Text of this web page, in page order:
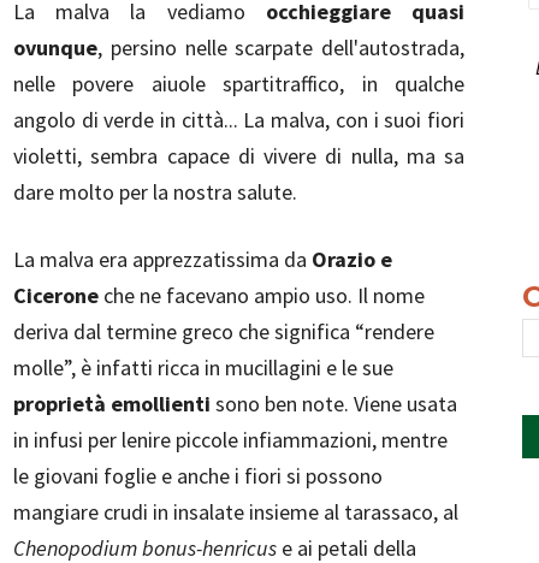
La malva la vediamo occhieggiare quasi
ovunque, persino nelle scarpate dell'autostrada,
nelle povere aiuole spartitraffico, in qualche
angolo di verde in città... La malva, con i suoi fiori
violetti, sembra capace di vivere di nulla, ma sa
dare molto per la nostra salute.
La malva era apprezzatissima da Orazio e
Cicerone che ne facevano ampio uso. Il nome
deriva dal termine greco che significa “rendere
molle”, è infatti ricca in mucillagini e le sue
proprietà emollienti sono ben note. Viene usata
in infusi per lenire piccole infiammazioni, mentre
le giovani foglie e anche i fiori si possono
mangiare crudi in insalate insieme al tarassaco, al
Chenopodium bonus-henricus e ai petali della